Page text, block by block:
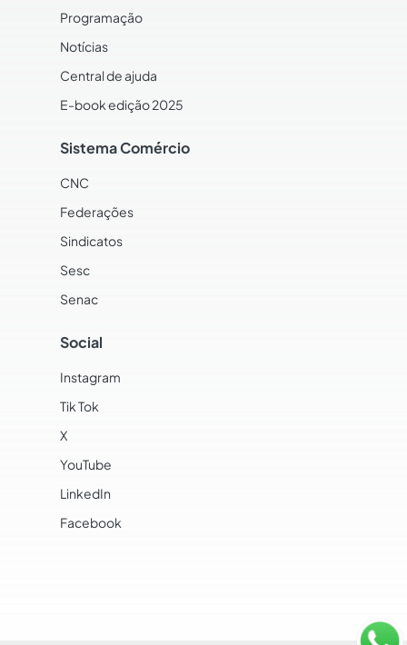
Programação
Notícias
Central de ajuda
E-book edição 2025
Sistema Comércio
CNC
Federações
Sindicatos
Sesc
Senac
Social
Instagram
Tik Tok
X
YouTube
LinkedIn
Facebook